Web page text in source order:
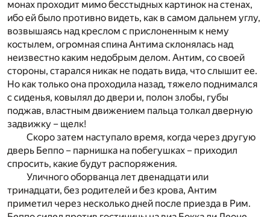
монах проходит мимо бесстыдных картинок на стенах,
ибо ей было противно видеть, как в самом дальнем углу,
возвышаясь над креслом с прислоненным к нему
костылем, огромная спина Антима склонялась над
неизвестно каким недобрым делом. Антим, со своей
стороны, старался никак не подать вида, что слышит ее.
Но как только она проходила назад, тяжело поднимался
с сиденья, ковылял до двери и, полон злобы, губы
поджав, властным движением пальца толкал дверную
задвижку – щелк!
Скоро затем наступало время, когда через другую
дверь Беппо – парнишка на побегушках – приходил
спросить, какие будут распоряжения.
Уличного оборванца лет двенадцати или
тринадцати, без родителей и без крова, Антим
приметил через несколько дней после приезда в Рим.